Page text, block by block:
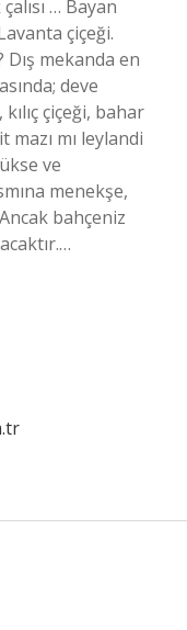
… Bayan
çiçeği.
mekanda en
deve
çiçeği, bahar
mazı mı leylandi
ve
menekşe,
bahçeniz